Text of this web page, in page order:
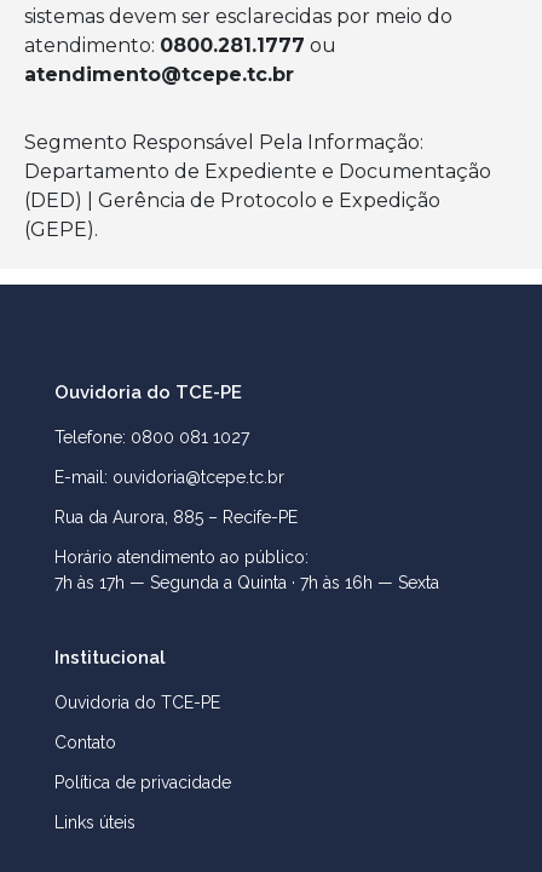
sistemas devem ser esclarecidas por meio do
atendimento: 0800.281.1777 ou
atendimento@tcepe.tc.br
Segmento Responsável Pela Informação:
Departamento de Expediente e Documentação
(DED) | Gerência de Protocolo e Expedição
(GEPE).
Ouvidoria do TCE-PE
Telefone: 0800 081 1027
E-mail: ouvidoria@tcepe.tc.br
Rua da Aurora, 885 – Recife-PE
Horário atendimento ao público:
7h às 17h — Segunda a Quinta · 7h às 16h — Sexta
Institucional
Ouvidoria do TCE-PE
Contato
Política de privacidade
Links úteis